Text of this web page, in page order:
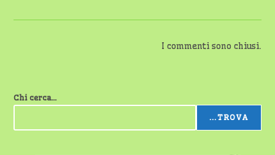
I commenti sono chiusi.
Chi cerca...
...TROVA